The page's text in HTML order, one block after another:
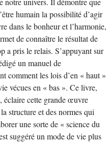
humain la possibilité d’agir
dans le bonheur et l’harmonie,
de connaître le résultat de
a pris le relais. S’appuyant sur
un manuel de
comment les lois d’en « haut »
vécues en « bas ». Ce livre,
éclaire cette grande œuvre
structure et des normes qui
une sorte de « science du
suggéré un mode de vie plus